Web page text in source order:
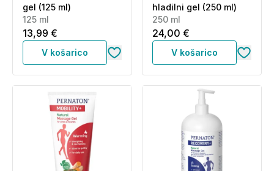
gel (125 ml)
125 ml
13,99 €
V košarico
hladilni gel (250 ml)
250 ml
24,00 €
V košarico